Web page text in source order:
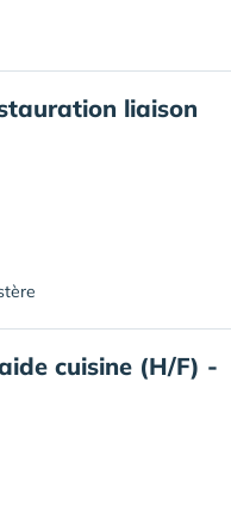
liaison
cuisine (H/F) -